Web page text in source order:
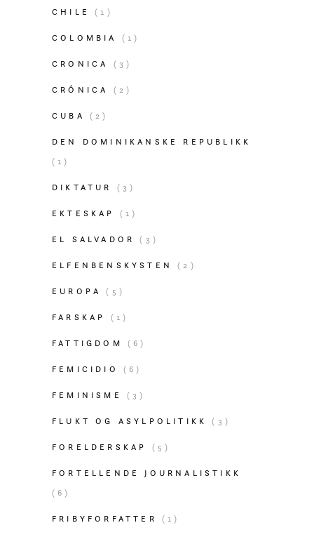
CHILE (1)
COLOMBIA (1)
CRONICA (3)
CRÓNICA (2)
CUBA (2)
DEN DOMINIKANSKE REPUBLIKK
(1)
DIKTATUR (3)
EKTESKAP (1)
EL SALVADOR (3)
ELFENBENSKYSTEN (2)
EUROPA (5)
FARSKAP (1)
FATTIGDOM (6)
FEMICIDIO (6)
FEMINISME (3)
FLUKT OG ASYLPOLITIKK (3)
FORELDERSKAP (5)
FORTELLENDE JOURNALISTIKK
(6)
FRIBYFORFATTER (1)